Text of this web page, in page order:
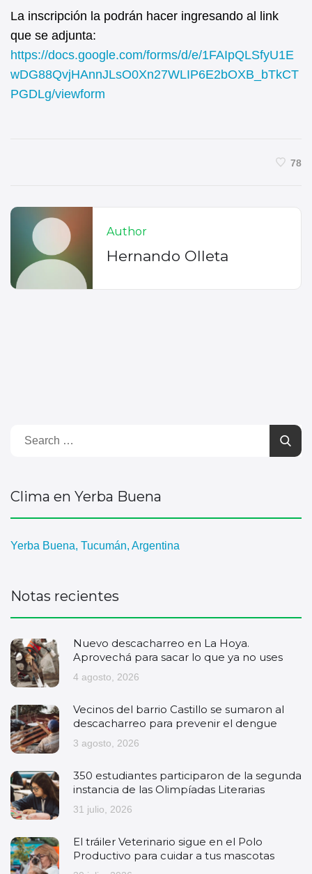
La inscripción la podrán hacer ingresando al link
que se adjunta:
https://docs.google.com/forms/d/e/1FAIpQLSfyU1E
wDG88QvjHAnnJLsO0Xn27WLIP6E2bOXB_bTkCT
PGDLg/viewform
78
Author
Hernando Olleta
Clima en Yerba Buena
Yerba Buena, Tucumán, Argentina
Notas recientes
Nuevo descacharreo en La Hoya.
Aprovechá para sacar lo que ya no uses
4 agosto, 2026
Vecinos del barrio Castillo se sumaron al
descacharreo para prevenir el dengue
3 agosto, 2026
350 estudiantes participaron de la segunda
instancia de las Olimpíadas Literarias
31 julio, 2026
El tráiler Veterinario sigue en el Polo
Productivo para cuidar a tus mascotas